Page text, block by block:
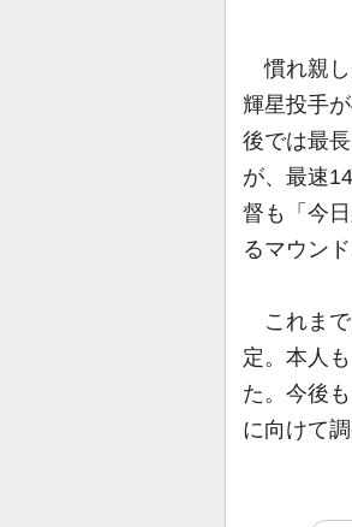
慣れ親し
輝星投手
後では最
が、最速
督も「今
るマウン
これまで
定。本人
た。今後
に向けて